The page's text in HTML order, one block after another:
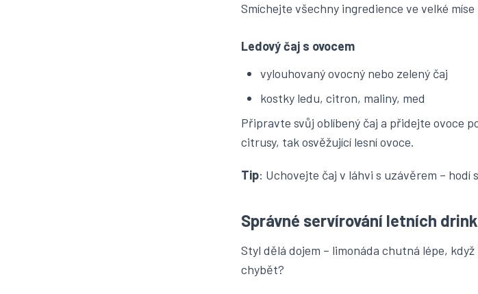
Smíchejte všechny ingredience ve velké
Ledový čaj s ovocem
vylouhovaný ovocný nebo zelený čaj
kostky ledu, citron, maliny, med
Připravte svůj oblíbený čaj a přidejte ovoce
citrusy, tak osvěžující lesní ovoce.
Tip: Uchovejte čaj v láhvi s uzávěrem – hodí
Správné servírování letních
Styl dělá dojem – limonáda chutná lépe,
chybět?